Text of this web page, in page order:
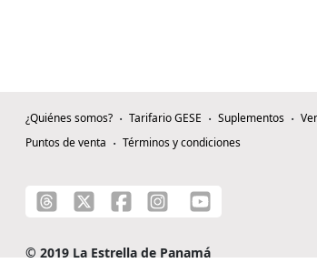
¿Quiénes somos? Tarifario GESE Suplementos
Puntos de venta
Términos y condiciones
© 2019 La Estrella de Panamá